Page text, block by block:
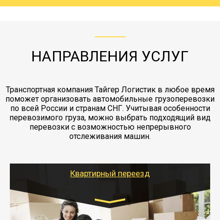
заканчивая выгрузкой в пункте получателя.
НАПРАВЛЕНИЯ УСЛУГ
Транспортная компания Тайгер Логистик в любое время
поможет организовать автомобильные грузоперевозки
по всей России и странам СНГ. Учитывая особенности
перевозимого груза, можно выбрать подходящий вид
перевозки с возможностью непрерывного
отслеживания машин.
Квартирный переезд